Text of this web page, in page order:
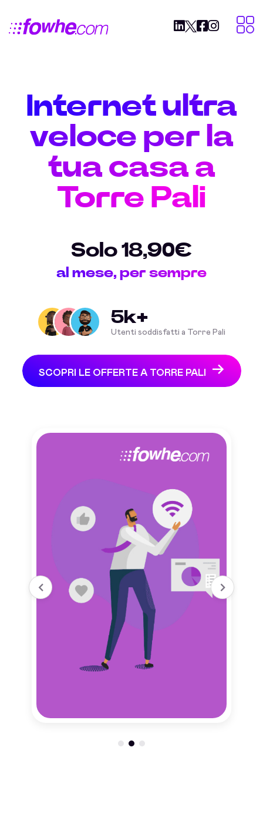
Internet ultra
veloce per la
tua casa a
Torre Pali
Solo 18,90€
al mese, per sempre
5k+
Utenti soddisfatti a Torre Pali
SCOPRI LE OFFERTE A TORRE PALI